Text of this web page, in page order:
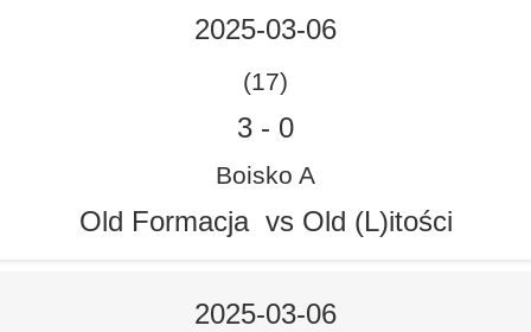
2025-03-06
(17)
3 - 0
Boisko A
Old Formacja vs Old (L)itości
2025-03-06